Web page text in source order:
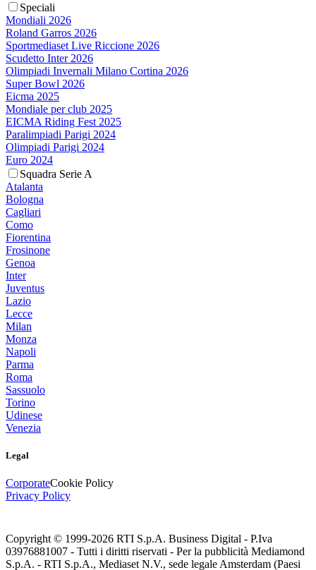
Speciali
Mondiali 2026
Roland Garros 2026
Sportmediaset Live Riccione 2026
Scudetto Inter 2026
Olimpiadi Invernali Milano Cortina 2026
Super Bowl 2026
Eicma 2025
Mondiale per club 2025
EICMA Riding Fest 2025
Paralimpiadi Parigi 2024
Olimpiadi Parigi 2024
Euro 2024
Squadra Serie A
Atalanta
Bologna
Cagliari
Como
Fiorentina
Frosinone
Genoa
Inter
Juventus
Lazio
Lecce
Milan
Monza
Napoli
Parma
Roma
Sassuolo
Torino
Udinese
Venezia
Legal
CorporateCookie Policy
Privacy Policy
Copyright © 1999-2026 RTI S.p.A. Business Digital - P.Iva
03976881007 - Tutti i diritti riservati - Per la pubblicità Mediamond
S.p.A. - RTI S.p.A., Mediaset N.V., sede legale Amsterdam (Paesi